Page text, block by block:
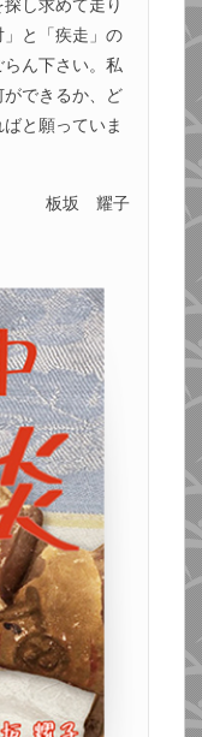
し求めて走り
と「疾走」の
らん下さい。私
できるか、ど
と願っていま
板坂 耀子